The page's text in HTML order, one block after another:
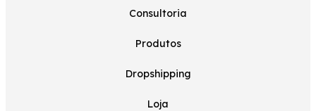
Consultoria
Produtos
Dropshipping
Loja